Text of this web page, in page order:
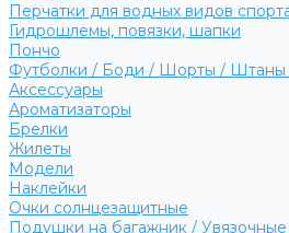
Перчатки для водных видов
Гидрошлемы, повязки, шапки
Пончо
Футболки / Боди / Шорты / Штаны
Аксессуары
Ароматизаторы
Брелки
Жилеты
Модели
Наклейки
Очки солнцезащитные
Подушки на багажник /